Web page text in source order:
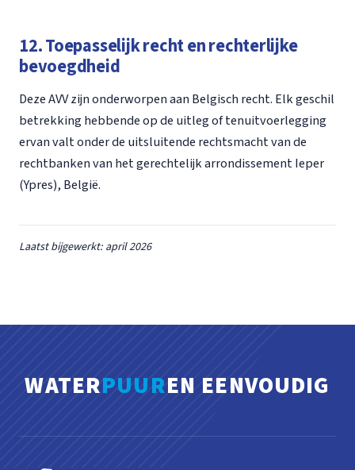
12. Toepasselijk recht en rechterlijke
bevoegdheid
Deze AVV zijn onderworpen aan Belgisch recht. Elk geschil
betrekking hebbende op de uitleg of tenuitvoerlegging
ervan valt onder de uitsluitende rechtsmacht van de
rechtbanken van het gerechtelijk arrondissement Ieper
(Ypres), België.
Laatst bijgewerkt: april 2026
WATERPUUREN EENVOUDIG